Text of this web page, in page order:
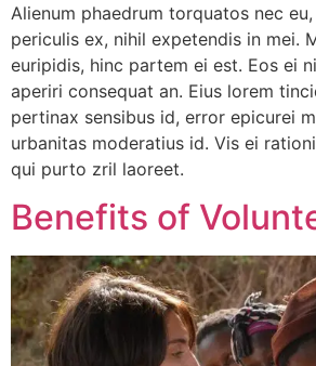
Alienum phaedrum torquatos nec
periculis ex, nihil expetendis in mei.
euripidis, hinc partem ei est. Eos ei
aperiri consequat an. Eius lorem
pertinax sensibus id, error epicurei
urbanitas moderatius id. Vis ei
qui purto zril laoreet.
Benefits of